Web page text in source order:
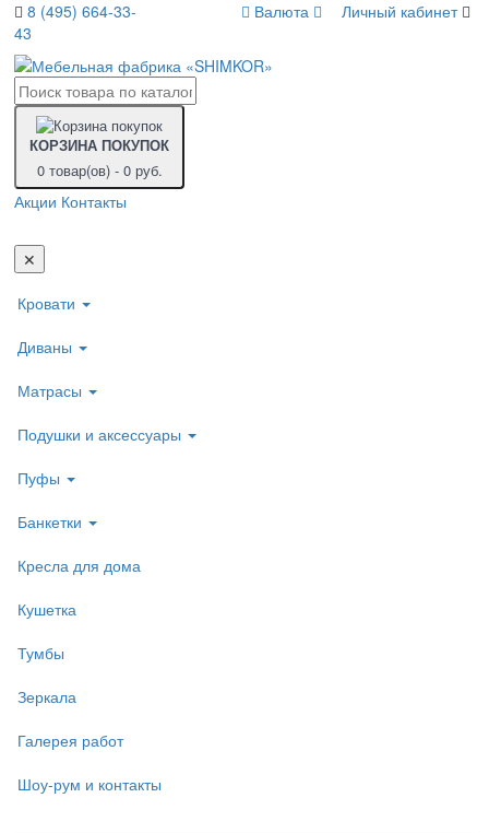
8 (495) 664-33-
43
Валюта Личный кабинет
КОРЗИНА ПОКУПОК
0 товар(ов) - 0 руб.
Акции Контакты
✕
Кровати
Диваны
Матрасы
Подушки и аксессуары
Пуфы
Банкетки
Кресла для дома
Кушетка
Тумбы
Зеркала
Галерея работ
Шоу-рум и контакты